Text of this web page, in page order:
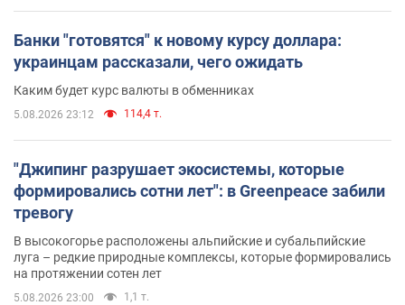
Банки "готовятся" к новому курсу доллара:
украинцам рассказали, чего ожидать
Каким будет курс валюты в обменниках
5.08.2026 23:12 114,4 т.
"Джипинг разрушает экосистемы, которые
формировались сотни лет": в Greenpeace забили
тревогу
В высокогорье расположены альпийские и субальпийские
луга – редкие природные комплексы, которые формировались
на протяжении сотен лет
5.08.2026 23:00 1,1 т.